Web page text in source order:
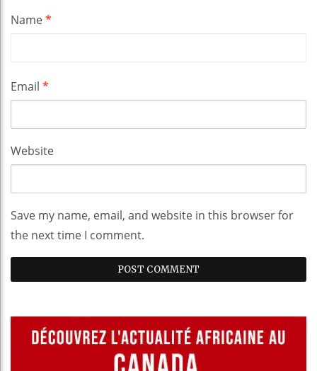
Name*
Email *
Website
Save my name, email, and website in this browser for
the next time I comment.